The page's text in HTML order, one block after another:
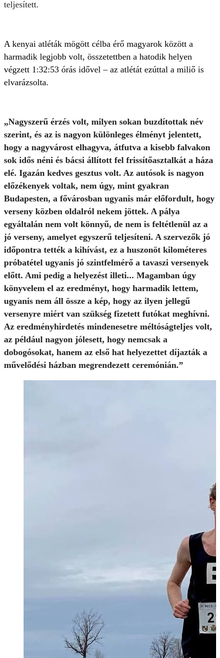
teljesített.
A kenyai atléták mögött célba érő magyarok között a
harmadik legjobb volt, összetettben a hatodik helyen
végzett 1:32:53 órás idővel – az atlétát ezúttal a miliő is
elvarázsolta.
„Nagyszerű érzés volt, milyen sokan buzdítottak név
szerint, és az is nagyon különleges élményt jelentett,
hogy a nagyvárost elhagyva, átfutva a kisebb falvakon
sok idős néni és bácsi állított fel frissítőasztalkát a háza
elé. Igazán kedves gesztus volt. Az autósok is nagyon
előzékenyek voltak, nem úgy, mint gyakran
Budapesten, a fővárosban ugyanis már előfordult, hogy
verseny közben oldalról nekem jöttek. A pálya
egyáltalán nem volt könnyű, de nem is feltétlenül az a
jó verseny, amelyet egyszerű teljesíteni. A szervezők jó
időpontra tették a kihívást, ez a huszonöt kilométeres
próbatétel ugyanis jó szintfelmérő a tavaszi versenyek
előtt. Ami pedig a helyezést illeti... Magamban úgy
könyvelem el az eredményt, hogy harmadik lettem,
ugyanis nem áll össze a kép, hogy az ilyen jellegű
versenyre miért van szükség fizetett futókat meghívni.
Az eredményhirdetés mindenesetre méltóságteljes volt,
az például nagyon jólesett, hogy nemcsak a
dobogósokat, hanem az első hat helyezettet díjazták a
művelődési házban megrendezett ceremónián.”